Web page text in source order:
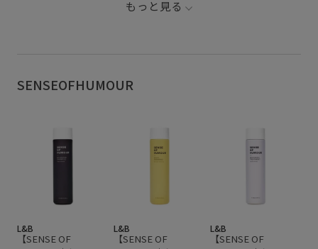
トリートメント ブドウ
もっと見る
SENSEOFHUMOUR
L&B
【SENSE OF
L&B
【SENSE OF
L&B
【SENSE OF